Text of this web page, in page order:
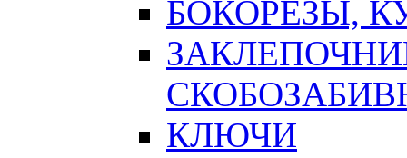
БОКОРЕЗЫ,
КЛЮЧИ